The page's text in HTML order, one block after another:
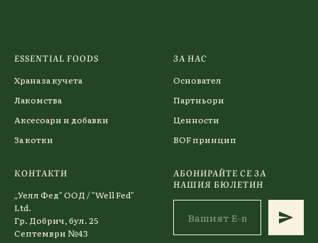
ESSENTIAL FOODS
Храна за кучета
Лакомства
Аксесоари и добавки
За котки
ЗА НАС
Основател
Партньори
Ценности
BOF принцип
КОНТАКТИ
„Уелл Фед" ООД / "Well Fed"
Ltd.
Гр. Добрич, бул. 25
Септември №43
АБОНИРАЙТЕ СЕ ЗА
НАШИЯ БЮЛЕТИН